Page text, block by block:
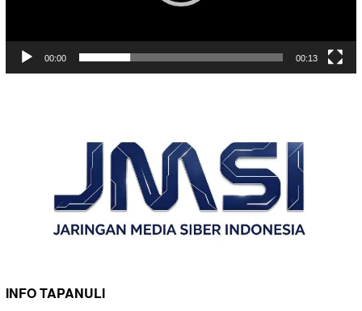
00:00 00:13
INFO TAPANULI